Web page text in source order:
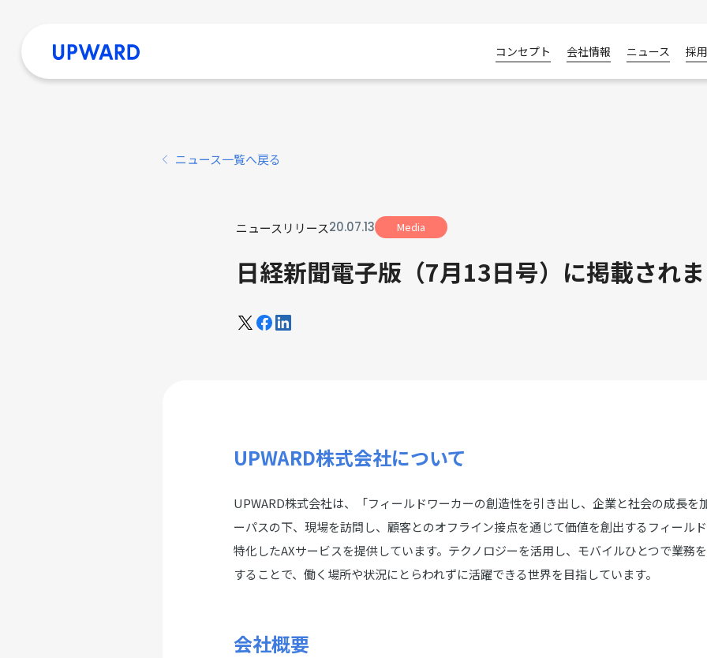
コンセプト 会社情報 ニュース 採
ニュース一覧へ戻る
ニュースリリース20.07.13 Media
日経新聞電子版（7月13日号）に掲載され
UPWARD株式会社について
UPWARD株式会社は、「フィールドワーカーの創造性を引き出し、企業と社会の成長を
ーパスの下、現場を訪問し、顧客とのオフライン接点を通じて価値を創出するフィール
特化したAXサービスを提供しています。テクノロジーを活用し、モバイルひとつで業務
することで、働く場所や状況にとらわれずに活躍できる世界を目指しています。
会社概要